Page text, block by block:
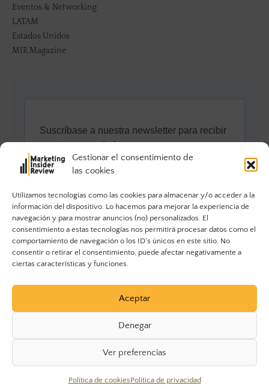
Gestionar el consentimiento de
las cookies
Utilizamos tecnologías como las cookies para almacenar y/o acceder a la
información del dispositivo. Lo hacemos para mejorar la experiencia de
navegación y para mostrar anuncios (no) personalizados. El
consentimiento a estas tecnologías nos permitirá procesar datos como el
comportamiento de navegación o los ID's únicos en este sitio. No
consentir o retirar el consentimiento, puede afectar negativamente a
ciertas características y funciones.
Aceptar
Denegar
Ver preferencias
Política de cookiesPolítica de privacidad
Eventos & Networking
LATAM
Estados Unidos
MIR Magazine
© 2023 Marketing Insider Review. Todos los derechos
reservados.